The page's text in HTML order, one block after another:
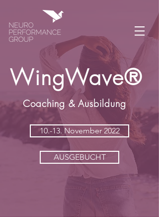
WingWave®
Coaching & Ausbildung
10.-13. November 2022
AUSGEBUCHT